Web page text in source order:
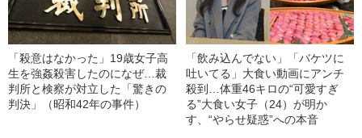
「殺意はなかった」19歳女子高
生を強姦殺害したのになぜ…裁
判所と検察が対立した「驚きの
判決」（昭和42年の事件）
「飲み込んでない」「バケツに
吐いてる」大食い動画にアンチ
殺到…体重46キロの“可愛すぎ
る”大食い女子（24）が明か
す、“やらせ疑惑”への本音